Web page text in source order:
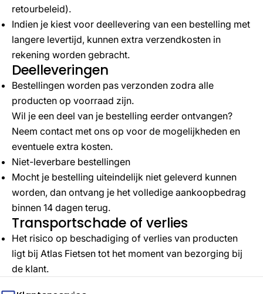
retourbeleid).
Indien je kiest voor deellevering van een bestelling met
langere levertijd, kunnen extra verzendkosten in
rekening worden gebracht.
Deelleveringen
Bestellingen worden pas verzonden zodra alle
producten op voorraad zijn.
Wil je een deel van je bestelling eerder ontvangen?
Neem contact met ons op voor de mogelijkheden en
eventuele extra kosten.
Niet-leverbare bestellingen
Mocht je bestelling uiteindelijk niet geleverd kunnen
worden, dan ontvang je het volledige aankoopbedrag
binnen 14 dagen terug.
Transportschade of verlies
Het risico op beschadiging of verlies van producten
ligt bij Atlas Fietsen tot het moment van bezorging bij
de klant.